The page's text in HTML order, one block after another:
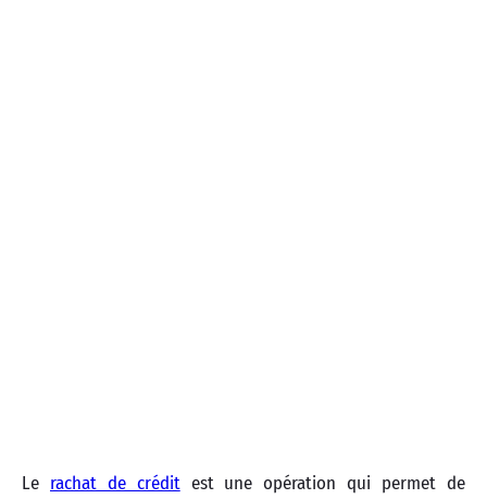
Le rachat de créditest une opération qui permet de